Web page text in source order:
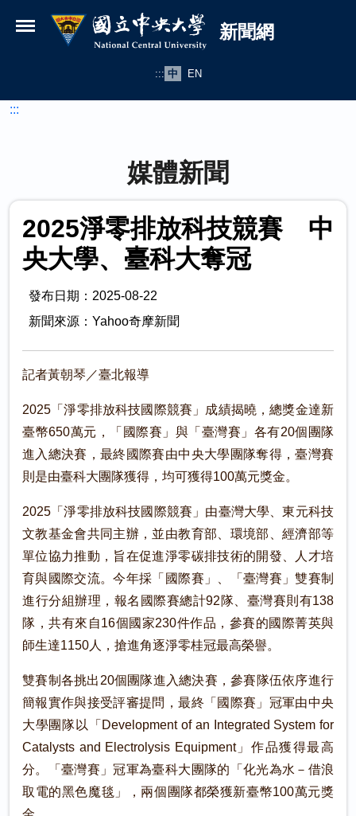
國立中央大學新聞網
新聞網
::: 中 EN
:::
媒體新聞
2025淨零排放科技競賽 中
央大學、臺科大奪冠
發布日期：2025-08-22
新聞來源：Yahoo奇摩新聞
記者黃朝琴／臺北報導
2025「淨零排放科技國際競賽」成績揭曉，總獎金達新
臺幣650萬元，「國際賽」與「臺灣賽」各有20個團隊
進入總決賽，最終國際賽由中央大學團隊奪得，臺灣賽
則是由臺科大團隊獲得，均可獲得100萬元獎金。
2025「淨零排放科技國際競賽」由臺灣大學、東元科技
文教基金會共同主辦，並由教育部、環境部、經濟部等
單位協力推動，旨在促進淨零碳排技術的開發、人才培
育與國際交流。今年採「國際賽」、「臺灣賽」雙賽制
進行分組辦理，報名國際賽總計92隊、臺灣賽則有138
隊，共有來自16個國家230件作品，參賽的國際菁英與
師生達1150人，搶進角逐淨零桂冠最高榮譽。
雙賽制各挑出20個團隊進入總決賽，參賽隊伍依序進行
簡報實作與接受評審提問，最終「國際賽」冠軍由中央
大學團隊以「Development of an Integrated System for
Catalysts and Electrolysis Equipment」作品獲得最高
分。「臺灣賽」冠軍為臺科大團隊的「化光為水－借浪
取電的黑色魔毯」，兩個團隊都榮獲新臺幣100萬元獎